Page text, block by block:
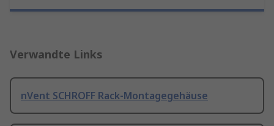
Verwandte Links
nVent SCHROFF Rack-Montagegehäuse